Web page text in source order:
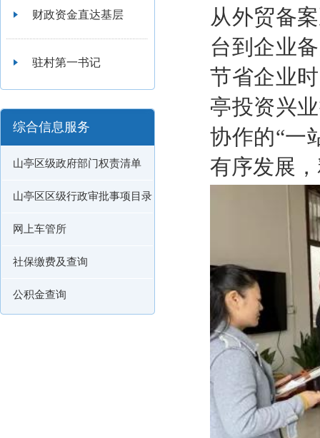
财政资金直达基层
驻村第一书记
综合信息服务
山亭区级政府部门权责清单
山亭区区级行政审批事项目录
网上车管所
社保缴费及查询
公积金查询
从外贸备
台到企业
节省企业
亭投资兴
协作的“一
有序发展